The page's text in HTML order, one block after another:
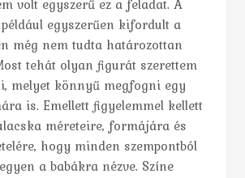
egyszerűen kifordult a
még nem tudta határozottan
tehát olyan figurát szerettem
melyet könnyű megfogni egy
is. Emellett figyelemmel kellett
méreteire, formájára és
hogy minden szempontból
a babákra nézve. Színe